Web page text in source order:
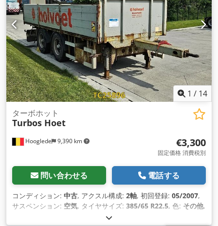
1 / 14
Hooglede 9,390 km
ターボホット
Turbos Hoet
€3,300
固定価格 消費税別
問い合わせる 電話する
コンディション: 中古, アクスル構成: 2軸, 初回登録: 05/2007,
サスペンション: 空気, タイヤサイズ: 385/65 R22.5, 色: その他,